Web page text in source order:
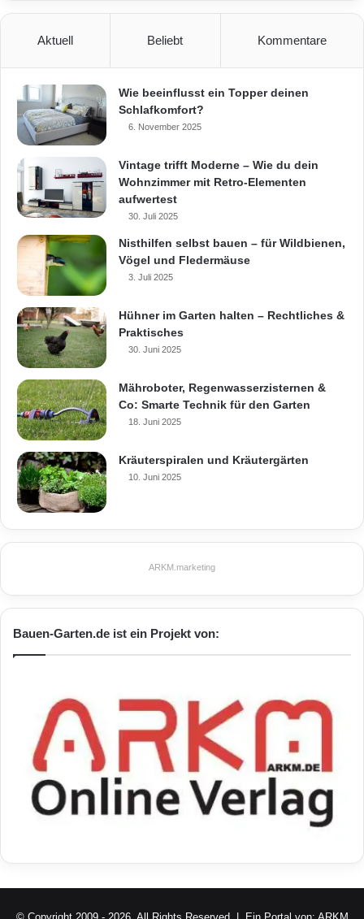
Farben zahlen sich an der Hauswand also
wirklich aus“, betont Oliver Berg. „Damit bleibt
die Fassade viele Jahre geschützt, sauber und
farbstabil.“
Die dreidimensionale Nano-Quarz-
Gitterstruktur in den Fassadenfarben und -
Foto: djd/Caparol
So funktioniert eine Fassadendämmung
Moderne Fassadendämmsysteme bestehen
aus mehreren bautechnisch- und
bauphysikalisch genau aufeinander
Kernstück ist in der Regel eine Dämmplatte
aus Polystyrol oder Mineralwolle. Darüber
Aktuell Beliebt Kommentare
Wie beeinflusst ein Topper deinen
Schlafkomfort?
6. November 2025
Vintage trifft Moderne – Wie du dein
Wohnzimmer mit Retro-Elementen
aufwertest
30. Juli 2025
Nisthilfen selbst bauen – für Wildbienen,
Vögel und Fledermäuse
3. Juli 2025
Hühner im Garten halten – Rechtliches &
Praktisches
30. Juni 2025
Mähroboter, Regenwasserzisternen &
Co: Smarte Technik für den Garten
18. Juni 2025
Kräuterspiralen und Kräutergärten
10. Juni 2025
ARKM.marketing
Bauen-Garten.de ist ein Projekt von: